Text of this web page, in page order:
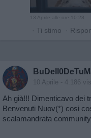
13 Aprile alle ore 10:28
· Ti stimo ·
10 Aprile - 4.186
Ah già!!! Dimenticavo dei
Benvenuti Nuov(*) cosi
scalamandrata